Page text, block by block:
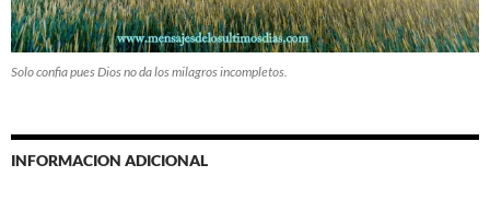
Solo confia pues Dios no da los milagros incompletos.
INFORMACION ADICIONAL